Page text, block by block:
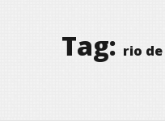
Tag: rio